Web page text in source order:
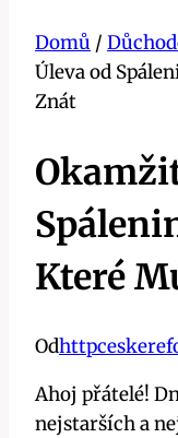
Domů /
Úleva od
Znát
Které
Od
Ahoj přátelé!
nejstarších a